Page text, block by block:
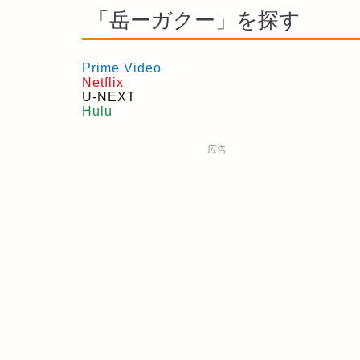
「岳ーガクー」を探す
Prime Video
Netflix
U-NEXT
Hulu
広告